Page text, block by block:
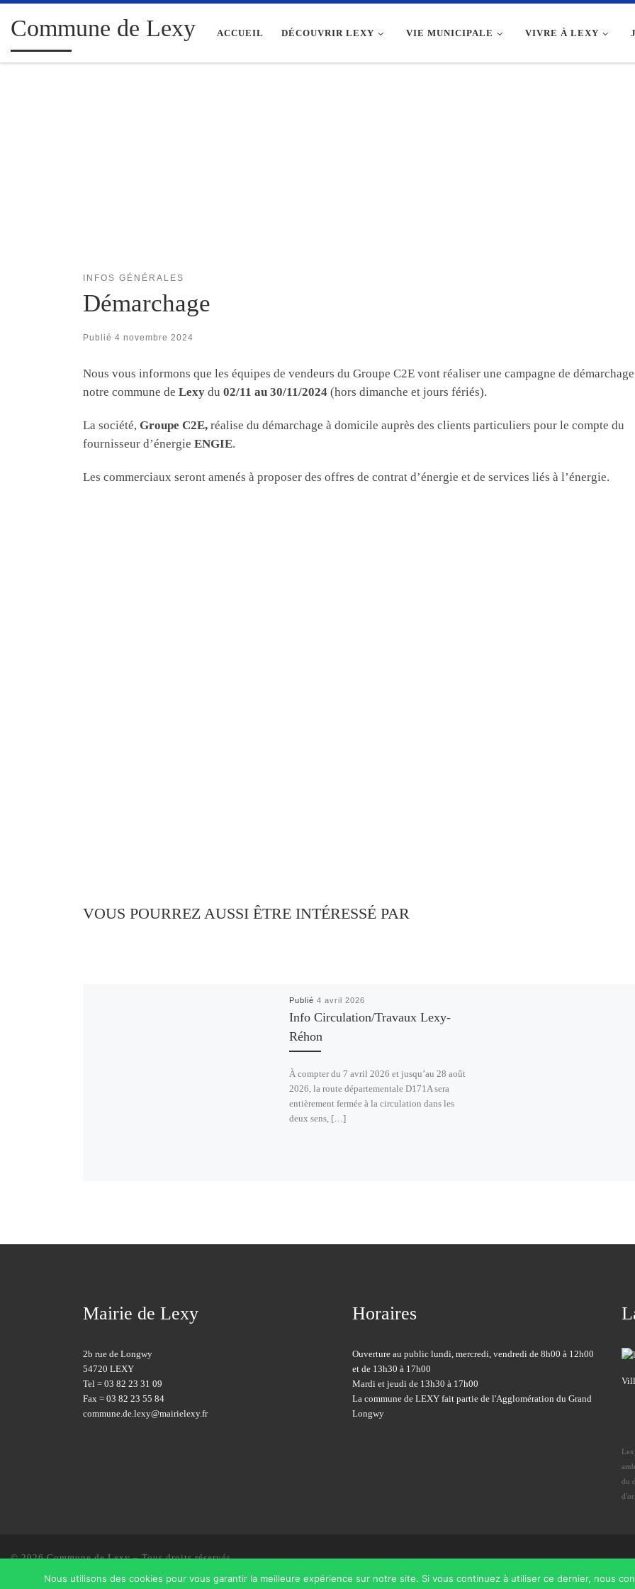
Passer au contenu
Commune de Lexy ACCUEIL DÉCOUVRIR LEXY VIE MUNICIPALE VIVRE À LEXY
INFOS GÉNÉRALES
Démarchage
Publié 4 novembre 2024
Nous vous informons que les équipes de vendeurs du Groupe C2E vont réaliser une campagne de
notre commune de Lexy du 02/11 au 30/11/2024 (hors dimanche et jours fériés).
La société, Groupe C2E, réalise du démarchage à domicile auprès des clients particuliers pour le compte du
fournisseur d’énergie ENGIE.
Les commerciaux seront amenés à proposer des offres de contrat d’énergie et de services liés à l’énergie.
VOUS POURREZ AUSSI ÊTRE INTÉRESSÉ PAR
Publié 4 avril 2026
Info Circulation/Travaux Lexy-
Réhon
À compter du 7 avril 2026 et jusqu’au 28 août
2026, la route départementale D171A sera
entièrement fermée à la circulation dans les
deux sens, […]
Mairie de Lexy
2b rue de Longwy
54720 LEXY
Tel = 03 82 23 31 09
Fax = 03 82 23 55 84
commune.de.lexy@mairielexy.fr
Horaires
Ouverture au public lundi, mercredi, vendredi de 8h00 à 12h00
et de 13h30 à 17h00
Mardi et jeudi de 13h30 à 17h00
La commune de LEXY fait partie de l'Agglomération du Grand
Longwy
du
© 2026Commune de Lexy– Tous droits réservés
Propulsé parWP– Réalisé avec theThème Customizr
Nous utilisons des cookies pour vous garantir la meilleure expérience sur notre site. Si vous continuez à utiliser ce dernier, nous